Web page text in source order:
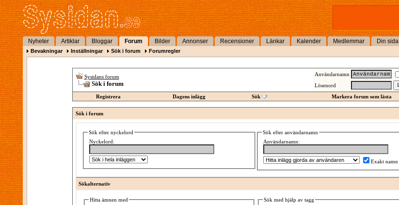
Nyheter Artiklar Bloggar Forum Bilder Annonser Recensioner Länkar Kalender Medlemmar Din sida
Bevakningar Inställningar Sök i forum Forumregler
Sysidans forum
Sök i forum
Användarnamn
Lösenord
Registrera
Dagens inlägg Sök Markera forum som lästa
Sök i forum
Sök efter nyckelord
Nyckelord:
Sök efter användarnamn
Användarnamn:
Exakt namn
Sökalternativ
Hitta ämnen med
Sök med hjälp av tagg